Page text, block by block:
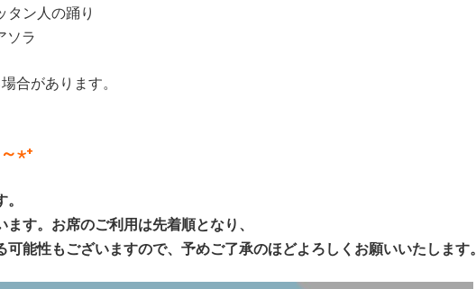
タン人の踊り
ソラ
合があります。
⋆⁺
す。お席のご利用は先着順となり、
能性もございますので、予めご了承のほどよろしくお願いいたします。